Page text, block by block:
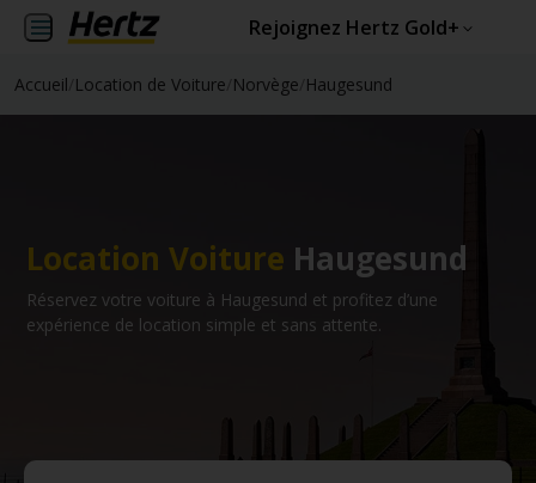
Rejoignez Hertz Gold+
Accueil Location de Voiture Norvège Haugesund
Location Voiture Haugesund
Réservez votre voiture à Haugesund et profitez d’une
expérience de location simple et sans attente.